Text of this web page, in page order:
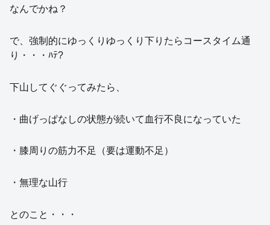
なんでかね？
で、強制的にゆっくりゆっくり下りたらコースタイム通
り・・・ﾊﾃ?
下山してぐぐってみたら、
・曲げっぱなしの状態が続いて血行不良になっていた
・膝周りの筋力不足（要は運動不足）
・無理な山行
とのこと・・・